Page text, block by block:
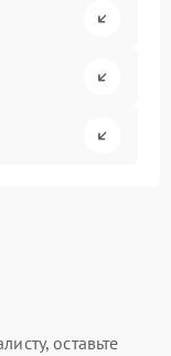
оставьте